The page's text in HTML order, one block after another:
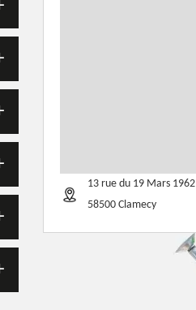
13 rue du 19 Mars 1962
58500 Clamecy